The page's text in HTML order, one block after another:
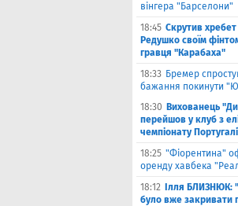
вінгера "Барселони"
18:45 Скрутив
Редушко своїм
гравця "Карабаха"
18:33 Бремер
бажання покинути
18:30 Вихованець
перейшов у клуб з
чемпіонату
18:25 "Фіорентина"
оренду хавбека
18:12
Ілля БЛИЗНЮК:
було вже закривати